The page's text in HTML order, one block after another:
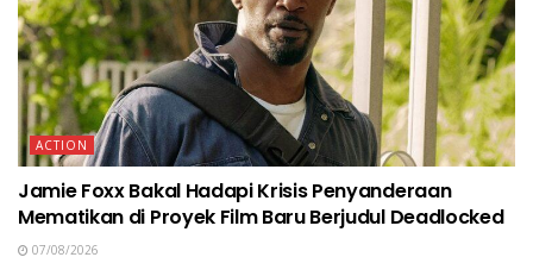
ACTION
Jamie Foxx Bakal Hadapi Krisis Penyanderaan
Mematikan di Proyek Film Baru Berjudul Deadlocked
07/08/2026